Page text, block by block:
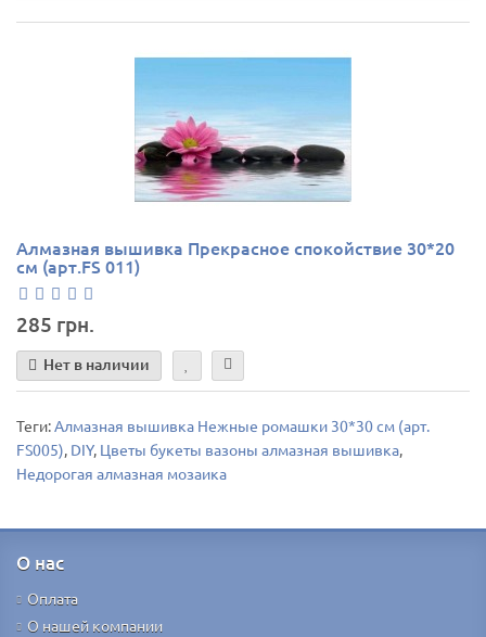
Алмазная вышивка Прекрасное спокойствие 30*20
см (арт.FS 011)
285 грн.
Нет в наличии
Теги:Алмазная вышивка Нежные ромашки 30*30 см (арт.
FS005), DIY, Цветы букеты вазоны алмазная вышивка,
Недорогая алмазная мозаика
О нас
Оплата
О нашей компании